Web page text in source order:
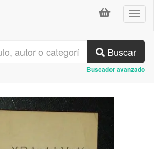
Buscar
Buscador avanzado